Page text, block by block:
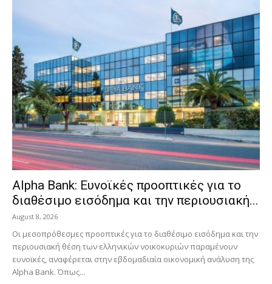
Alpha Bank: Ευνοϊκές προοπτικές για το
διαθέσιμο εισόδημα και την περιουσιακή...
August 8, 2026
Οι μεσοπρόθεσμες προοπτικές για το διαθέσιμο εισόδημα και την
περιουσιακή θέση των ελληνικών νοικοκυριών παραμένουν
ευνοϊκές, αναφέρεται στην εβδομαδιαία οικονομική ανάλυση της
Alpha Bank. Όπως...